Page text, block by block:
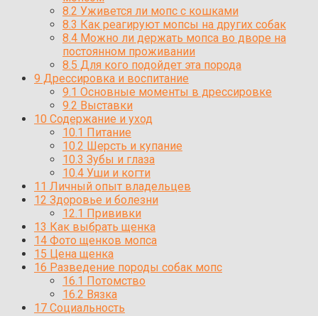
8.2 Уживется ли мопс с кошками
8.3 Как реагируют мопсы на других собак
8.4 Можно ли держать мопса во дворе на
постоянном проживании
8.5 Для кого подойдет эта порода
9 Дрессировка и воспитание
9.1 Основные моменты в дрессировке
9.2 Выставки
10 Содержание и уход
10.1 Питание
10.2 Шерсть и купание
10.3 Зубы и глаза
10.4 Уши и когти
11 Личный опыт владельцев
12 Здоровье и болезни
12.1 Прививки
13 Как выбрать щенка
14 Фото щенков мопса
15 Цена щенка
16 Разведение породы собак мопс
16.1 Потомство
16.2 Вязка
17 Социальность